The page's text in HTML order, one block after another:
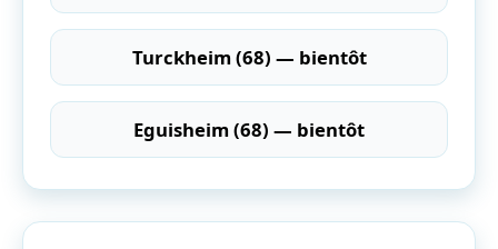
Turckheim (68) — bientôt
Eguisheim (68) — bientôt